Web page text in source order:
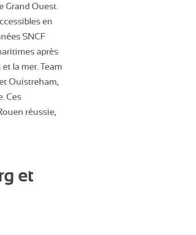
Grand Ouest.
en
SNCF
après
la mer. Team
Ouistreham,
Ces
réussie,
et